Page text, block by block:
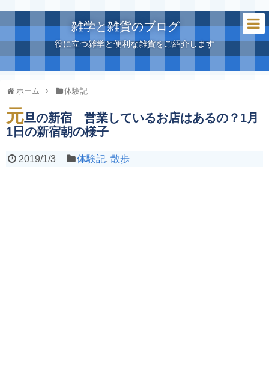
雑学と雑貨のブログ
役に立つ雑学と便利な雑貨をご紹介します
ホーム 体験記
元旦の新宿 営業しているお店はあるの？1月
1日の新宿朝の様子
2019/1/3 体験記,散歩